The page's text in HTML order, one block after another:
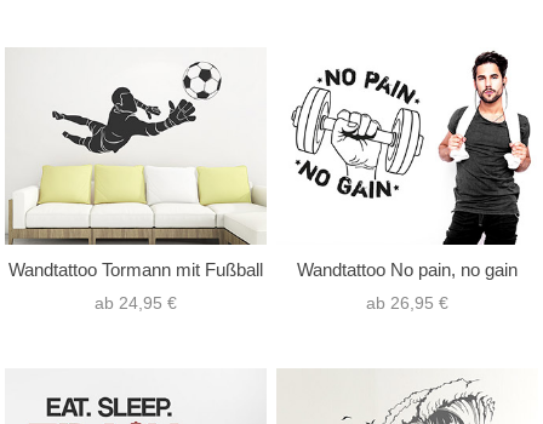
Wandtattoo Tormann mit Fußball
ab 24,95 €
Wandtattoo No pain, no gain
ab 26,95 €